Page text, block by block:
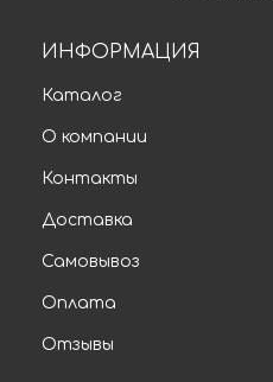
ИНФОРМАЦИЯ
Каталог
О компании
Контакты
Доставка
Самовывоз
Оплата
Отзывы